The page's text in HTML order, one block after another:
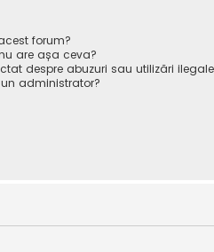
forum?
are așa ceva?
despre abuzuri sau utilizări
administrator?